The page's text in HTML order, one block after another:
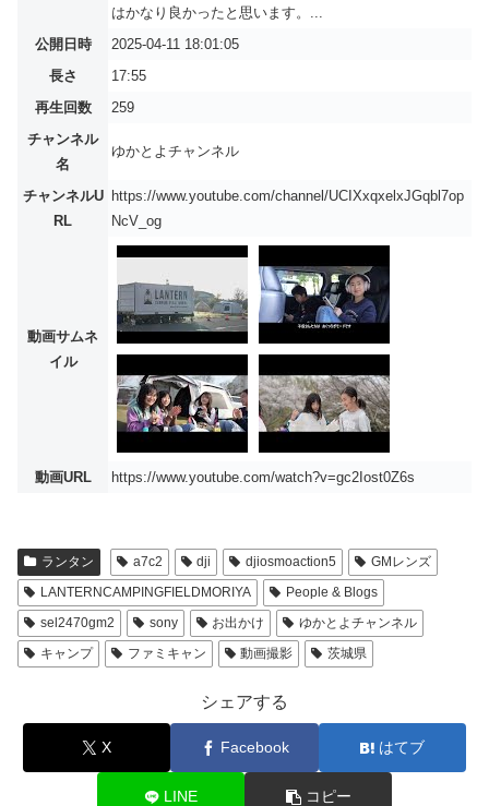
はかなり良かったと思います。...
公開日時
2025-04-11 18:01:05
長さ
17:55
再生回数
259
チャンネル
名
ゆかとよチャンネル
チャンネルU
RL
https://www.youtube.com/channel/UCIXxqxelxJGqbl7op
NcV_og
動画サムネ
イル
動画URL https://www.youtube.com/watch?v=gc2Iost0Z6s
ランタン a7c2 dji djiosmoaction5
GMレンズ
LANTERNCAMPINGFIELDMORIYA
People & Blogs
sel2470gm2
sony お出かけ
ゆかとよチャンネル
キャンプ
ファミキャン 動画撮影 茨城県
シェアする
X Facebook はてブ
LINE コピー